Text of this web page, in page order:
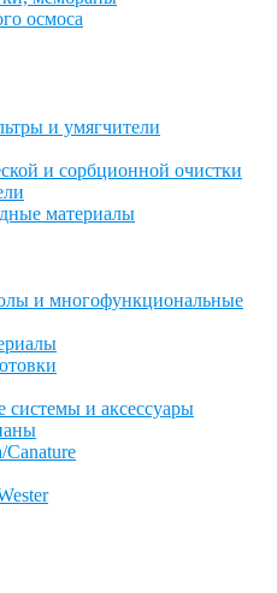
осмоса
и умягчители
и сорбционной очистки
материалы
и многофункциональные
системы и аксессуары
Canature